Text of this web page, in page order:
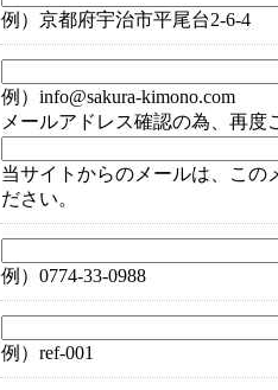
例）京都府宇治市平尾台2-6-4
例）info@sakura-kimono.com
メールアドレス確認の為、再度
当サイトからのメールは、この
ださい。
例）0774-33-0988
例）ref-001